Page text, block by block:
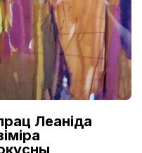
Леаніда